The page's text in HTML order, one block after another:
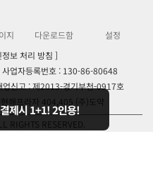
제시 1+1! 2인용!
지 다운로드함
설정
보 처리 방침 ]
사업자등록번호 : 130-86-80648
업신고 : 제2013-경기부천-0917호
해프라자 404,405 (주)도약
RIGHTS RESERVED.